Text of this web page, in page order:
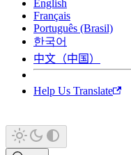
English
Français
Português (Brasil)
한국어
中文（中国）
Help Us Translate